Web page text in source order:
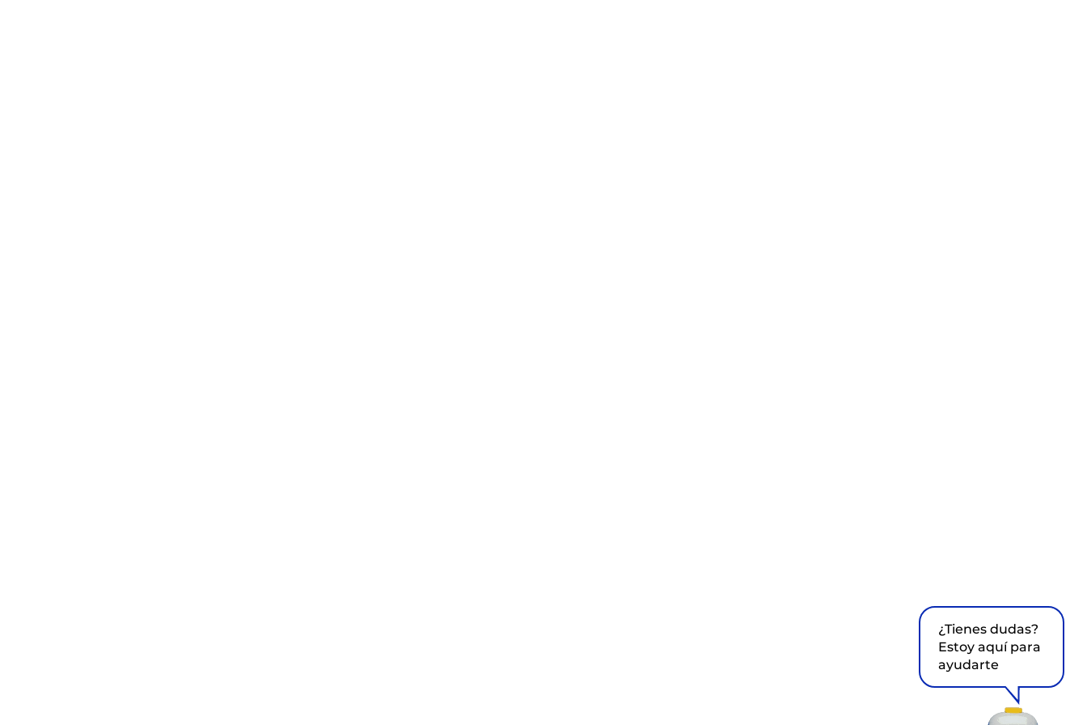
¿Tienes dudas?
Estoy aquí para
ayudarte